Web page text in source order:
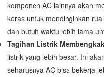
komponen AC lainnya akan
keras untuk mendinginkan
dan butuh waktu lebih lama
Tagihan Listrik
listrik yang lebih besar. Ini
seharusnya AC bisa bekerja